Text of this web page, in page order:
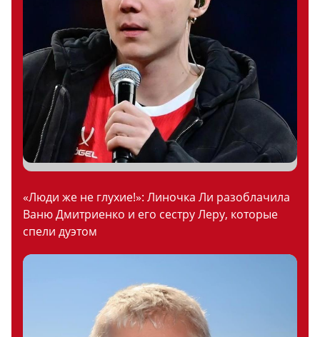
«Люди же не глухие!»: Линочка Ли разоблачила
Ваню Дмитриенко и его сестру Леру, которые
спели дуэтом